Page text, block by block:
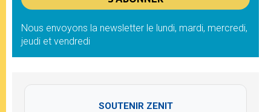
Nous envoyons la newsletter le lundi, mardi, mercredi,
jeudi et vendredi
SOUTENIR ZENIT